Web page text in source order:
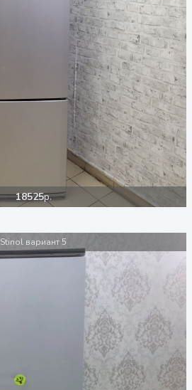
18525р.
Stinol вариант 5